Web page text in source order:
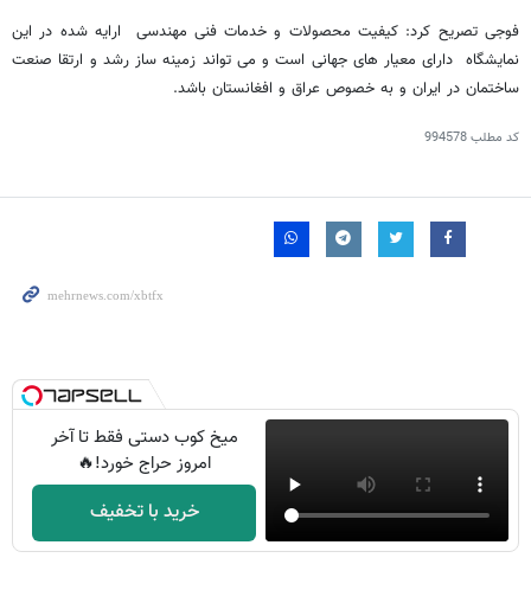
فوجی تصریح کرد: کیفیت محصولات و خدمات فنی مهندسی ارایه شده در این
نمایشگاه دارای معیار های جهانی است و می تواند زمینه ساز رشد و ارتقا صنعت
ساختمان در ایران و به خصوص عراق و افغانستان باشد.
کد مطلب994578
میخ کوب دستی فقط تا آخر
امروز حراج خورد!🔥
خرید با تخفیف